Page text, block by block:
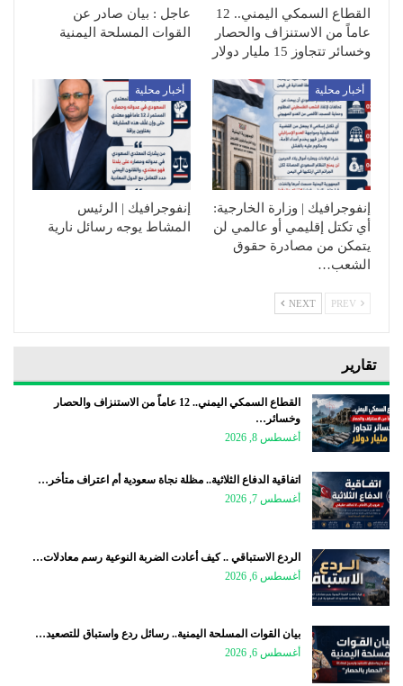
القطاع السمكي اليمني.. 12
عاماً من الاستنزاف والحصار
وخسائر تتجاوز 15 مليار دولار
عاجل : بيان صادر عن
القوات المسلحة اليمنية
أخبار محلية
إنفوجرافيك | وزارة الخارجية:
أي تكتل إقليمي أو عالمي لن
يتمكن من مصادرة حقوق
الشعب…
أخبار محلية
إنفوجرافيك | الرئيس
المشاط يوجه رسائل نارية
NEXT
تقارير
القطاع السمكي اليمني.. 12 عاماً من الاستنزاف والحصار
وخسائر…
أغسطس 8, 2026
اتفاقية الدفاع الثلاثية.. مظلة نجاة سعودية أم اعتراف متأخر…
أغسطس 7, 2026
الردع الاستباقي .. كيف أعادت الضربة النوعية رسم معادلات…
أغسطس 6, 2026
بيان القوات المسلحة اليمنية.. رسائل ردع واستباق للتصعيد…
أغسطس 6, 2026